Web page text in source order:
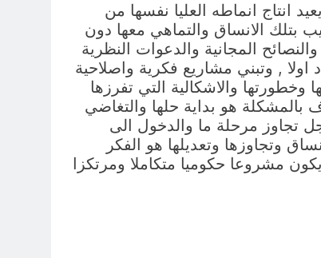
انتاج انماطه العليا نفسها من
بتلك الانساق والتماهي معها دون
المجانية والدعوات النظرية
اولا , وتبني مشاريع فكرية واصلاحية
وخطورتها والاشكالية التي تفرزها
بالمشكلة هو بداية حلها والتغاضي
تجاوز مرحلة ما والدخول الى
وتجاوزها وتعديلها هو الفكر
مشروعا حكوميا متكاملا ومرتكزا